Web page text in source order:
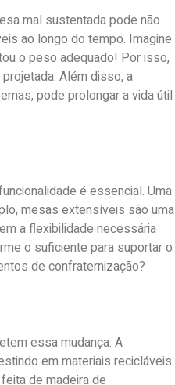
mal sustentada pode não
ao longo do tempo. Imagine
o peso adequado! Por isso,
Além disso, a
pode prolongar a vida útil
é essencial. Uma
mesas extensíveis são uma
a flexibilidade necessária
o suficiente para suportar o
de confraternização?
essa mudança. A
em materiais recicláveis
de madeira de